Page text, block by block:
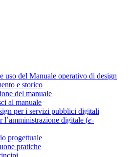
uso del Manuale operativo di design
e storico
del manuale
al manuale
per i servizi pubblici digitali
l’amministrazione digitale (e-
progettuale
pratiche